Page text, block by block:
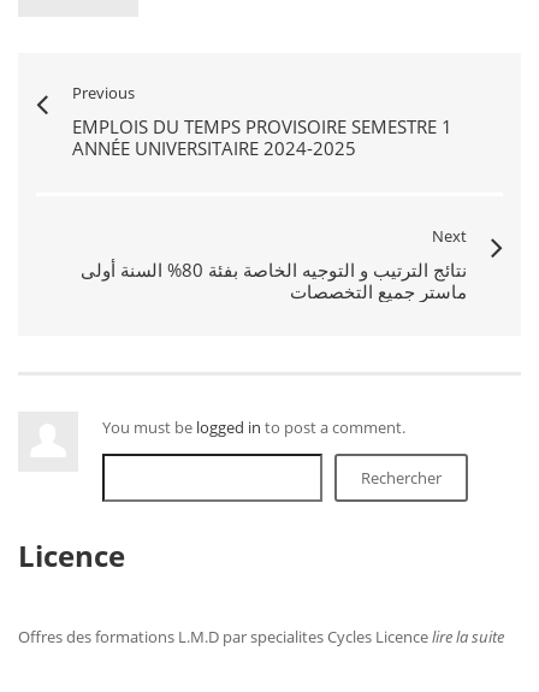
Previous
EMPLOIS DU TEMPS PROVISOIRE SEMESTRE 1
ANNÉE UNIVERSITAIRE 2024-2025
Next
نتائج الترتيب و التوجيه الخاصة بفئة 80% السنة أولى
You must be logged in to post a comment.
Rechercher
Licence
Offres des formations L.M.D par specialites Cycles Licencelire la suite